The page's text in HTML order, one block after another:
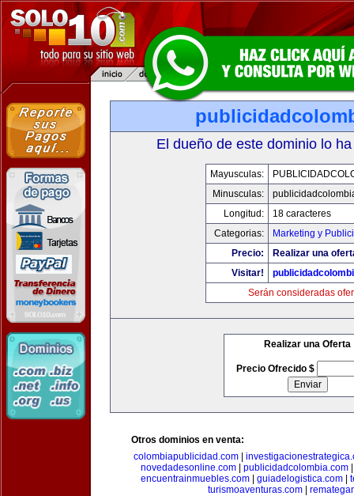
El dueño de este dominio lo
Mayusculas:
Minusculas:
Longitud:
18 caracteres
Categorias:
Marketing y
Precio:
Realizar una
Visitar!
Serán consideradas
Realizar una Oferta
Precio Ofrecido $
Otros dominios en venta:
colombiapublicidad.com
novedadesonline.com
publicidadcolombia.com
encuentrainmuebles.com| guiadelogistica.com|
turismoaventuras.com